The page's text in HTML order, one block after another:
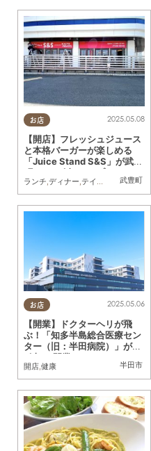
お店
武豊町
2025.05.08
【開店】フレッシュジュース
と本格バーガーが楽しめる
「Juice Stand S&S」が武豊
町に4/18(金)オープン
ランチ ディナー テイクアウト ,開店
お店
半田市
2025.05.06
【開業】ドクターヘリが飛
ぶ！「知多半島総合医療セン
ター（旧：半田病院）」が4/
1(火)に開業
開店 健康